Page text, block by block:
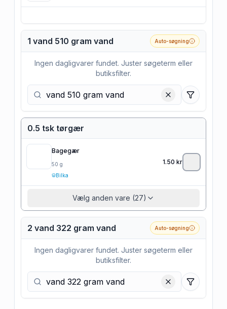
1 vand 510 gram vand Auto-søgning
Ingen dagligvarer fundet. Juster søgeterm eller
butiksfilter.
Filtre
0.5 tsk tørgær
Bagegær
50 g
Bilka
1.50 kr
Vælg anden vare (27)
2 vand 322 gram vand Auto-søgning
Ingen dagligvarer fundet. Juster søgeterm eller
butiksfilter.
Filtre